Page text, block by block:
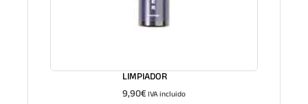
LIMPIADOR
9,90€IVA incluido